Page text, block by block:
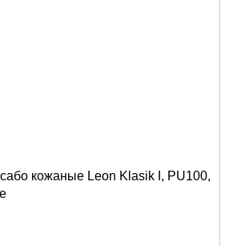
кожаные Leon Klasik I, PU100,